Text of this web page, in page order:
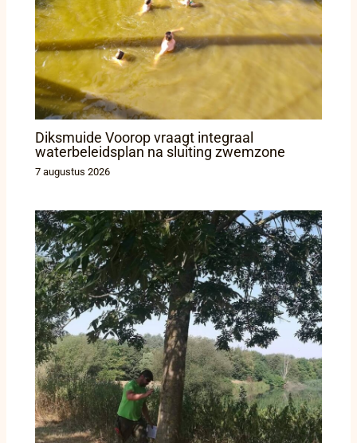
Diksmuide Voorop vraagt integraal
waterbeleidsplan na sluiting zwemzone
7 augustus 2026